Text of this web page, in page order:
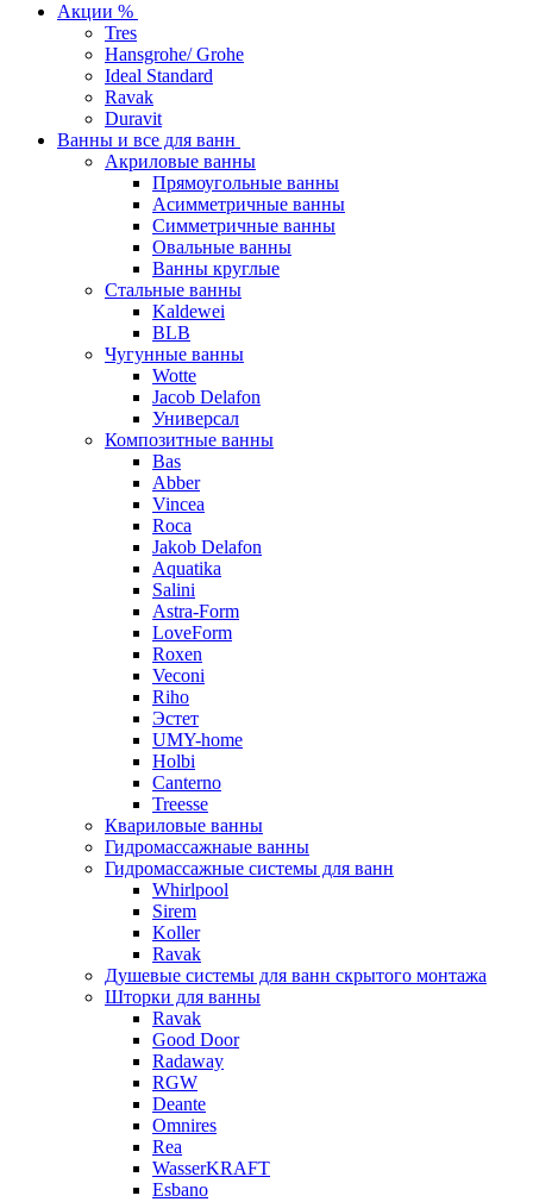
Акции %
Tres
Hansgrohe/ Grohe
Ideal Standard
Ravak
Duravit
Ванны и все для ванн
Акриловые ванны
Прямоугольные ванны
Асимметричные ванны
Симметричные ванны
Овальные ванны
Ванны круглые
Стальные ванны
Kaldewei
BLB
Чугунные ванны
Wotte
Jacob Delafon
Универсал
Композитные ванны
Bas
Abber
Vincea
Roca
Jakob Delafon
Aquatika
Salini
Astra-Form
LoveForm
Roxen
Veconi
Riho
Эстет
UMY-home
Holbi
Canterno
Treesse
Квариловые ванны
Гидромассажнаые ванны
Гидромассажные системы для ванн
Whirlpool
Sirem
Koller
Ravak
Душевые системы для ванн скрытого монтажа
Шторки для ванны
Ravak
Good Door
Radaway
RGW
Deante
Omnires
Rea
WasserKRAFT
Esbano